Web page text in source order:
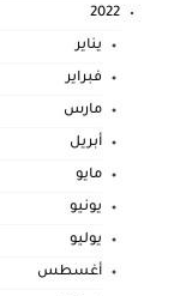
2022
يناير
فبراير
مارس
أبريل
مايو
يونيو
يوليو
أغسطس